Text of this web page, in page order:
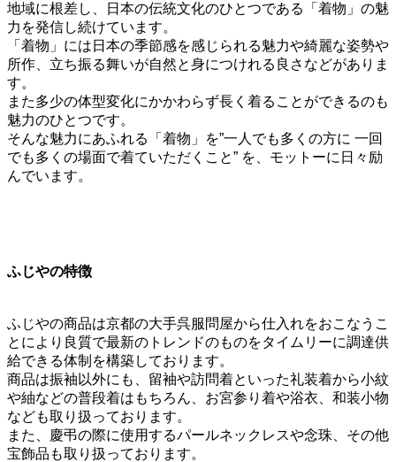
地域に根差し、日本の伝統文化のひとつである「着物」の魅
力を発信し続けています。
「着物」には日本の季節感を感じられる魅力や綺麗な姿勢や
所作、立ち振る舞いが自然と身につけれる良さなどがありま
す。
また多少の体型変化にかかわらず長く着ることができるのも
魅力のひとつです。
そんな魅力にあふれる「着物」を”一人でも多くの方に 一回
でも多くの場面で着ていただくこと” を、モットーに日々励
んでいます。
ふじやの特徴
ふじやの商品は京都の大手呉服問屋から仕入れをおこなうこ
とにより良質で最新のトレンドのものをタイムリーに調達供
給できる体制を構築しております。
商品は振袖以外にも、留袖や訪問着といった礼装着から小紋
や紬などの普段着はもちろん、お宮参り着や浴衣、和装小物
なども取り扱っております。
また、慶弔の際に使用するパールネックレスや念珠、その他
宝飾品も取り扱っております。